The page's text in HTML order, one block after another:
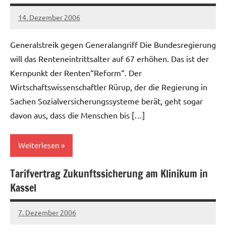
14. Dezember 2006
Ilja
Generalstreik gegen Generalangriff Die Bundesregierung
will das Renteneintrittsalter auf 67 erhöhen. Das ist der
Kernpunkt der Renten“Reform“. Der
Wirtschaftswissenschaftler Rürup, der die Regierung in
Sachen Sozialversicherungssysteme berät, geht sogar
davon aus, dass die Menschen bis […]
Weiterlesen
Allgemein
Tarifvertrag Zukunftssicherung am Klinikum in
Kassel
7. Dezember 2006
Ilja